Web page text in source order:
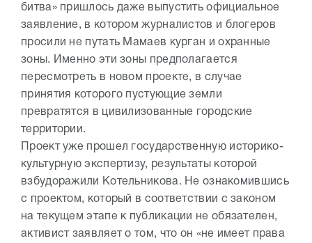
битва» пришлось даже выпустить официальное
заявление, в котором журналистов и блогеров
просили не путать Мамаев курган и охранные
зоны. Именно эти зоны предполагается
пересмотреть в новом проекте, в случае
принятия которого пустующие земли
превратятся в цивилизованные городские
территории.
Проект уже прошел государственную историко-
культурную экспертизу, результаты которой
взбудоражили Котельникова. Не ознакомившись
с проектом, который в соответствии с законом
на текущем этапе к публикации не обязателен,
активист заявляет о том, что он «не имеет права